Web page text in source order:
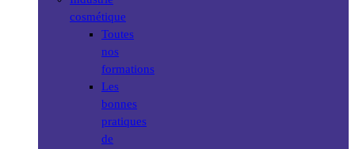
cosmétique
Toutes
nos
formations
Les
bonnes
pratiques
de